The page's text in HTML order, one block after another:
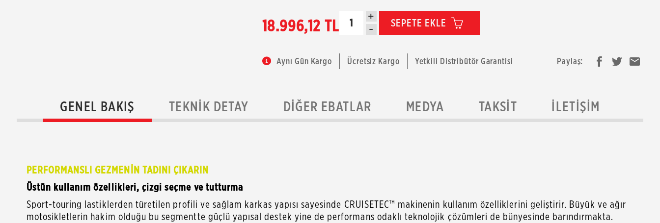
18.996,12 TL +
- SEPETE EKLE
Aynı Gün Kargo Ücretsiz Kargo Yetkili Distribütör Garantisi Paylaş:
GENEL BAKIŞ TEKNIK DETAY DIĞER EBATLAR MEDYA TAKSIT İLETIŞIM
PERFORMANSLI GEZMENİN TADINI ÇIKARIN
Üstün kullanım özellikleri, çizgi seçme ve tutturma
Sport-touring lastiklerden türetilen profili ve sağlam karkas yapısı sayesinde CRUISETEC™ makinenin kullanım özelliklerini geliştirir. Büyük ve ağır
motosikletlerin hakim olduğu bu segmentte güçlü yapısal destek yine de performans odaklı teknolojik çözümleri de bünyesinde barındırmakta.